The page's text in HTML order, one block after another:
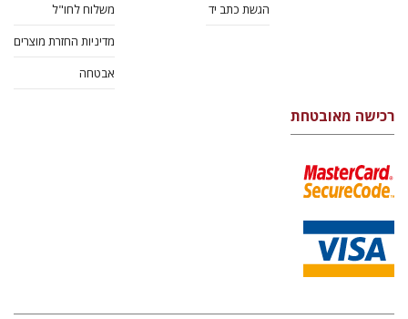
הגשת כתב יד
משלוח לחו"ל
מדיניות החזרת מוצרים
אבטחה
רכישה מאובטחת